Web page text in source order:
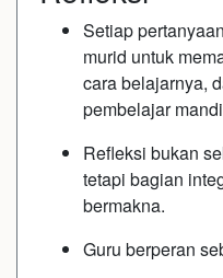
Setiap
murid untuk
cara belajarnya,
pembelajar
Refleksi bukan
tetapi bagian
bermakna.
Guru berperan